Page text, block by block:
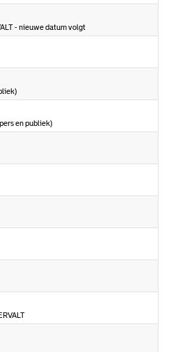
- nieuwe datum volgt
en publiek)